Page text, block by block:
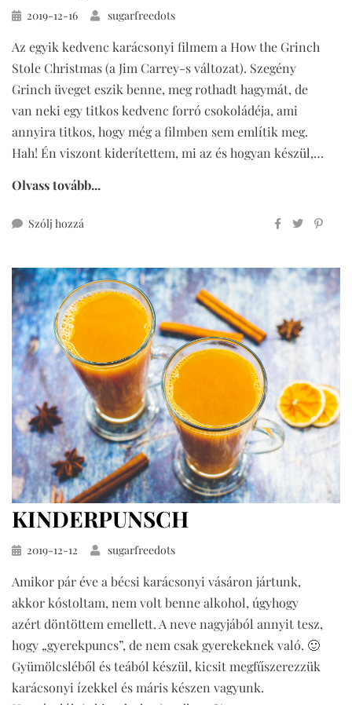
Közzétéve
2019-12-16 sugarfreedots
Az egyik kedvenc karácsonyi filmem a How the Grinch
Stole Christmas (a Jim Carrey-s változat). Szegény
Grinch üveget eszik benne, meg rothadt hagymát, de
van neki egy titkos kedvenc forró csokoládéja, ami
annyira titkos, hogy még a filmben sem említik meg.
Hah! Én viszont kiderítettem, mi az és hogyan készül,…
Olvass tovább...
Szólj hozzá
forró
csokija
KINDERPUNSCH
Közzétéve
2019-12-12 sugarfreedots
Amikor pár éve a bécsi karácsonyi vásáron jártunk,
akkor kóstoltam, nem volt benne alkohol, úgyhogy
azért döntöttem emellett. A neve nagyjából annyit tesz,
hogy „gyerekpuncs”, de nem csak gyerekeknek való. 🙂
Gyümölcsléből és teából készül, kicsit megfűszerezzük
karácsonyi ízekkel és máris készen vagyunk.